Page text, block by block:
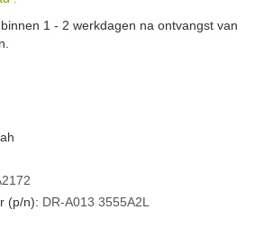
1 - 2 werkdagen na ontvangst van
(p/n): DR-A013 3555A2L